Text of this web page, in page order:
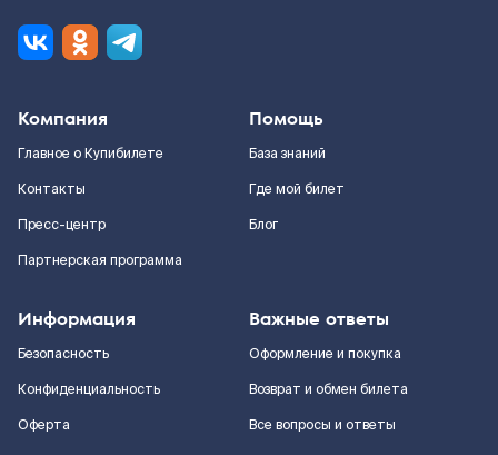
Компания
Главное о Купибилете
Контакты
Пресс-центр
Партнерская программа
Помощь
База знаний
Где мой билет
Блог
Информация
Безопасность
Конфиденциальность
Оферта
Важные ответы
Оформление и покупка
Возврат и обмен билета
Все вопросы и ответы